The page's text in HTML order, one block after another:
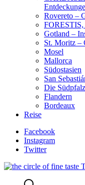
Rovereto –
FORESTIS,
Gotland –
St. Moritz –
Mosel
Mallorca
Südostasien
San
Die Südpfalz
Flandern
Bordeaux
Reise
Facebook
Instagram
Twitter